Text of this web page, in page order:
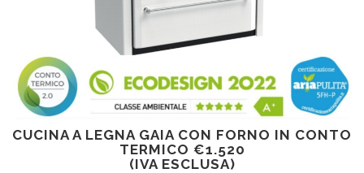
CUCINA A LEGNA GAIA CON FORNO IN CONTO
TERMICO €1.520
(IVA ESCLUSA)